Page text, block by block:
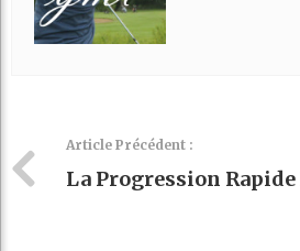
Article Précédent :
La Progression